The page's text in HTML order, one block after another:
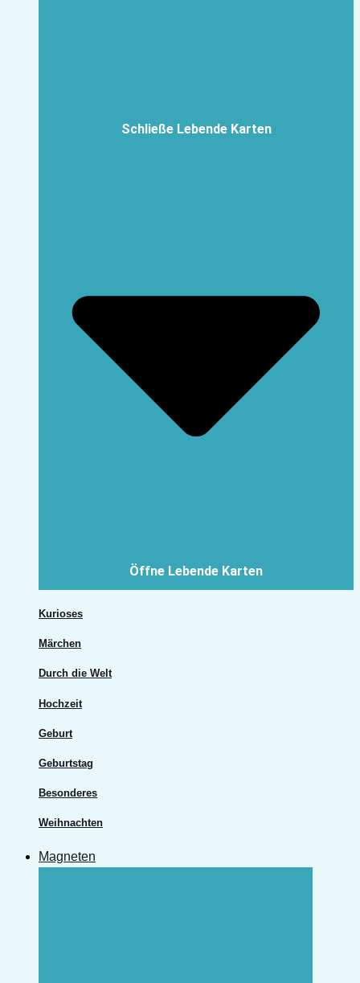
Schließe Lebende Karten
Öffne Lebende Karten
Kurioses
Märchen
Durch die Welt
Hochzeit
Geburt
Geburtstag
Besonderes
Weihnachten
Magneten